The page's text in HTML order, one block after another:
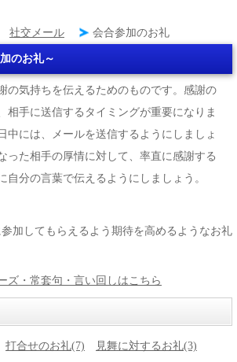
社交メール 会合参加のお礼
のお礼～
の気持ちを伝えるためのものです。感謝の
相手に送信するタイミングが重要になりま
中には、メールを送信するようにしましょ
った相手の厚情に対して、率直に感謝する
自分の言葉で伝えるようにしましょう。
加してもらえるよう期待を高めるようなお礼
ズ・常套句・言い回しはこちら
打合せのお礼(7) 見舞に対するお礼(3)